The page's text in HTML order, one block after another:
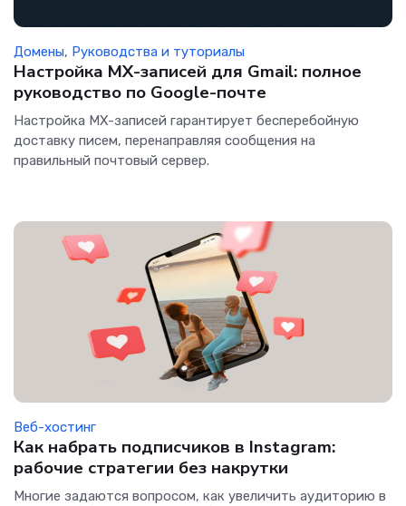
Домены, Руководства и туториалы
Настройка MX-записей для Gmail: полное
руководство по Google-почте
Настройка MX-записей гарантирует бесперебойную
доставку писем, перенаправляя сообщения на
правильный почтовый сервер.
Веб-хостинг
Как набрать подписчиков в Instagram:
рабочие стратегии без накрутки
Многие задаются вопросом, как увеличить аудиторию в